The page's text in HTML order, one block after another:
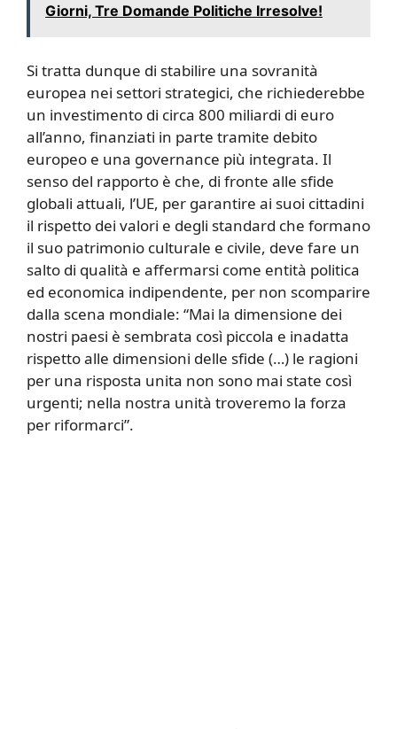
Giorni, Tre Domande Politiche Irresolve!
Si tratta dunque di stabilire una sovranità
europea nei settori strategici, che richiederebbe
un investimento di circa 800 miliardi di euro
all’anno, finanziati in parte tramite debito
europeo e una governance più integrata. Il
senso del rapporto è che, di fronte alle sfide
globali attuali, l’UE, per garantire ai suoi cittadini
il rispetto dei valori e degli standard che formano
il suo patrimonio culturale e civile, deve fare un
salto di qualità e affermarsi come entità politica
ed economica indipendente, per non scomparire
dalla scena mondiale: “Mai la dimensione dei
nostri paesi è sembrata così piccola e inadatta
rispetto alle dimensioni delle sfide (…) le ragioni
per una risposta unita non sono mai state così
urgenti; nella nostra unità troveremo la forza
per riformarci”.